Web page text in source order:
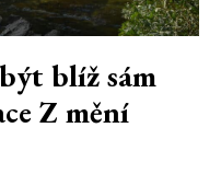
blíž sám
Z mění